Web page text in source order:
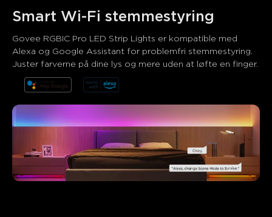
Smart Wi-Fi stemmestyring
Govee RGBIC Pro LED Strip Lights er kompatible med
Alexa og Google Assistant for problemfri stemmestyring.
Juster farverne på dine lys og mere uden at løfte en finger.
Hvad kunder siger
App control
0
Kunder nævner
0
Positiv
0
Negativ